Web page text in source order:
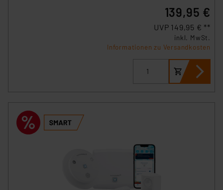
139,95 €
UVP 149,95 € **
inkl. MwSt.
Informationen zu Versandkosten